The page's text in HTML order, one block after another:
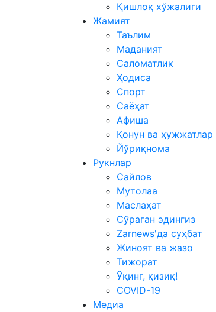
Қишлоқ хўжалиги
Жамият
Таълим
Маданият
Саломатлик
Ҳодиса
Спорт
Саёҳат
Афиша
Қонун ва ҳужжатлар
Йўриқнома
Рукнлар
Сайлов
Мутолаа
Маслаҳат
Сўраган эдингиз
Zarnews'да суҳбат
Жиноят ва жазо
Тижорат
Ўқинг, қизиқ!
COVID-19
Медиа